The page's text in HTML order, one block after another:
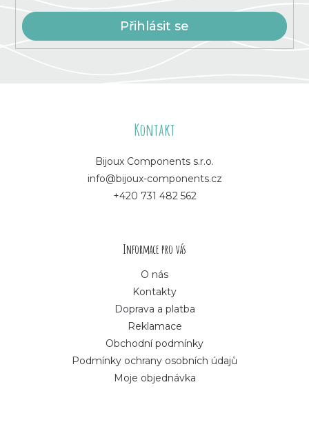
Přihlásit se
Kontakt
Bijoux Components s.r.o.
info@bijoux-components.cz
+420 731 482 562
Informace pro vás
O nás
Kontakty
Doprava a platba
Reklamace
Obchodní podmínky
Podmínky ochrany osobních údajů
Moje objednávka